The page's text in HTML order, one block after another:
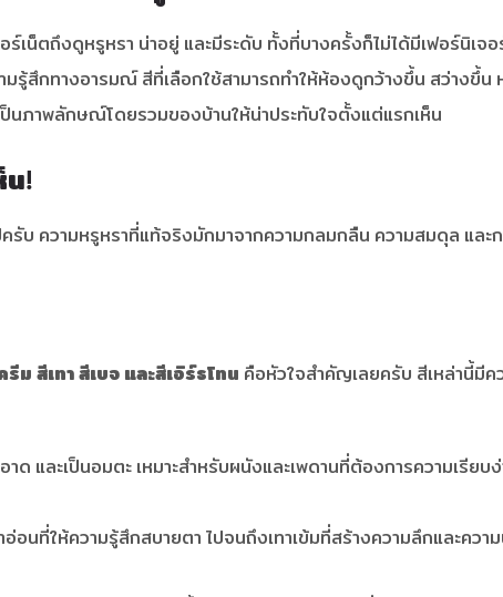
เน็ตถึงดูหรูหรา น่าอยู่ และมีระดับ ทั้งที่บางครั้งก็ไม่ได้มีเฟอร์นิเจอ
รู้สึกทางอารมณ์ สีที่เลือกใช้สามารถทำให้ห้องดูกว้างขึ้น สว่างขึ้น
ป็นภาพลักษณ์โดยรวมของบ้านให้น่าประทับใจตั้งแต่แรกเห็น
น!
บ ความหรูหราที่แท้จริงมักมาจากความกลมกลืน ความสมดุล และ
รีม สีเทา สีเบจ และสีเอิร์ธโทน คือหัวใจสำคัญเลยครับ สีเหล่านี้มีค
ด และเป็นอมตะ เหมาะสำหรับผนังและเพดานที่ต้องการความเรีย
นที่ให้ความรู้สึกสบายตา ไปจนถึงเทาเข้มที่สร้างความลึกและควา